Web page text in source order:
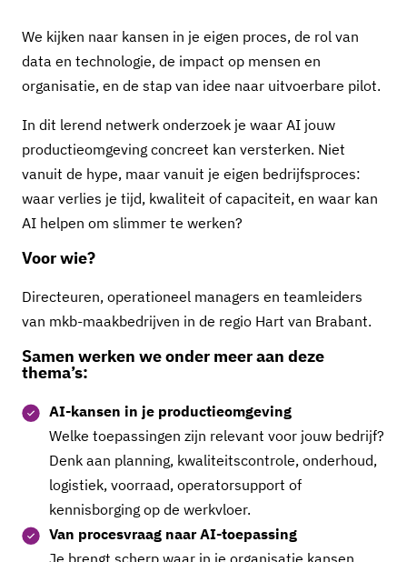
We kijken naar kansen in je eigen proces, de rol van
data en technologie, de impact op mensen en
organisatie, en de stap van idee naar uitvoerbare pilot.
In dit lerend netwerk onderzoek je waar AI jouw
productieomgeving concreet kan versterken. Niet
vanuit de hype, maar vanuit je eigen bedrijfsproces:
waar verlies je tijd, kwaliteit of capaciteit, en waar kan
AI helpen om slimmer te werken?
Voor wie?
Directeuren, operationeel managers en teamleiders
van mkb-maakbedrijven in de regio Hart van Brabant.
Samen werken we onder meer aan deze
thema’s:
AI-kansen in je productieomgeving
Welke toepassingen zijn relevant voor jouw bedrijf?
Denk aan planning, kwaliteitscontrole, onderhoud,
logistiek, voorraad, operatorsupport of
kennisborging op de werkvloer.
Van procesvraag naar AI-toepassing